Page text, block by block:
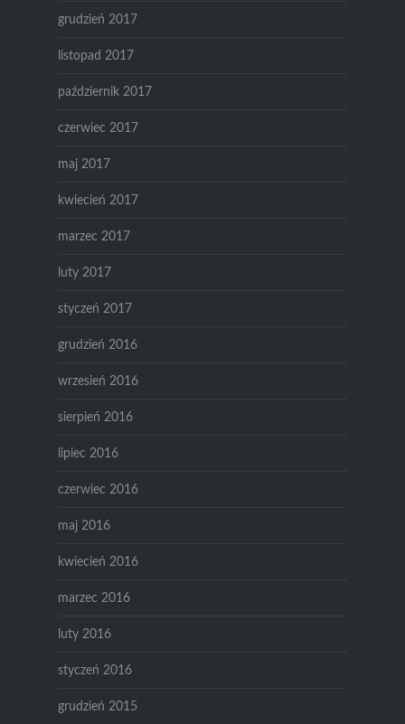
grudzień 2017
listopad 2017
październik 2017
czerwiec 2017
maj 2017
kwiecień 2017
marzec 2017
luty 2017
styczeń 2017
grudzień 2016
wrzesień 2016
sierpień 2016
lipiec 2016
czerwiec 2016
maj 2016
kwiecień 2016
marzec 2016
luty 2016
styczeń 2016
grudzień 2015